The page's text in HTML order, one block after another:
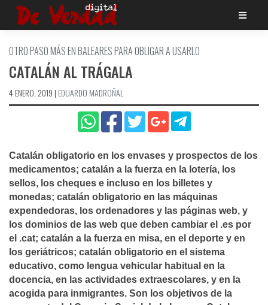
Saltar
OTRO PASO MÁS EN BALEARES PARA OBLIGAR A USARLO
CATALÁN AL TRÁGALA
4 ENERO, 2019 | EDUARDO MADROÑAL
Catalán obligatorio en los envases y prospectos de los
medicamentos; catalán a la fuerza en la loterí­a, los
sellos, los cheques e incluso en los billetes y
monedas; catalán obligatorio en las máquinas
expendedoras, los ordenadores y las páginas web, y
los dominios de las web que deben cambiar el .es por
el .cat; catalán a la fuerza en misa, en el deporte y en
los geriátricos; catalán obligatorio en el sistema
educativo, como lengua vehicular habitual en la
docencia, en las actividades extraescolares, y en la
acogida para inmigrantes. Son los objetivos de la